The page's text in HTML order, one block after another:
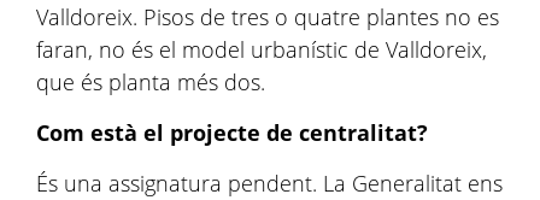
Valldoreix. Pisos de tres o quatre plantes no es
faran, no és el model urbanístic de Valldoreix,
que és planta més dos.
Com està el projecte de centralitat?
És una assignatura pendent. La Generalitat ens